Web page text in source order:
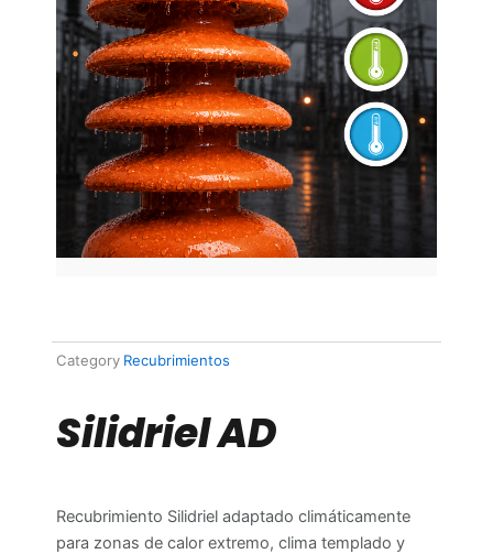
Category Recubrimientos
Silidriel AD
Recubrimiento Silidriel adaptado climáticamente
para zonas de calor extremo, clima templado y